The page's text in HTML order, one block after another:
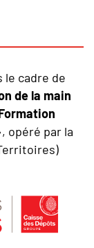
le cadre de
de la main
opéré par la